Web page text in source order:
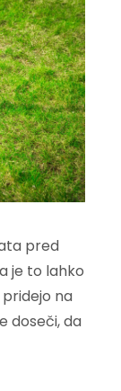
pred
je to lahko
na
doseči, da